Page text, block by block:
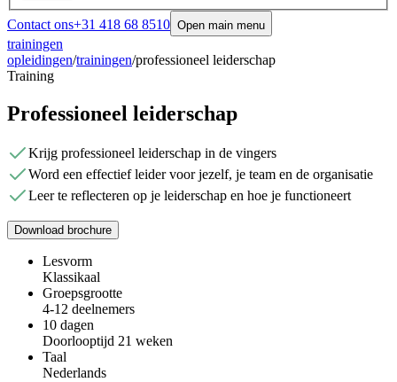
Contact ons+31 418 68 8510 Open main menu
trainingen
opleidingen/trainingen/professioneel leiderschap
Training
Professioneel leiderschap
Krijg professioneel leiderschap in de vingers
Word een effectief leider voor jezelf, je team en de organisatie
Leer te reflecteren op je leiderschap en hoe je functioneert
Download brochure
Lesvorm
Klassikaal
Groepsgrootte
4-12 deelnemers
10 dagen
Doorlooptijd 21 weken
Taal
Nederlands